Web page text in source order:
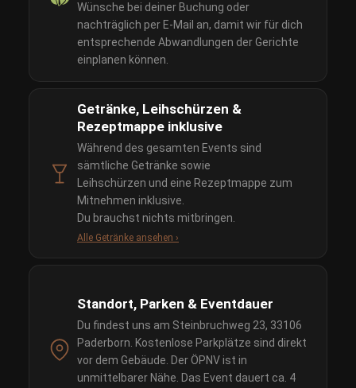
Wünsche bei deiner Buchung oder
nachträglich per E-Mail an, damit wir für dich
entsprechende Abwandlungen der Gerichte
einplanen können.
Getränke, Leihschürzen &
Rezeptmappe inklusive
Während des gesamten Events sind
sämtliche Getränke sowie
Leihschürzen und eine Rezeptmappe zum
Mitnehmen inklusive.
Du brauchst nichts mitbringen.
Alle Getränke ansehen ›
Standort, Parken & Eventdauer
Du findest uns am Steinbruchweg 23, 33106
Paderborn. Kostenlose Parkplätze sind direkt
vor dem Gebäude. Der ÖPNV ist in
unmittelbarer Nähe. Das Event dauert ca. 4